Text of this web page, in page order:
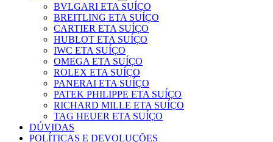
BVLGARI ETA SUÍÇO
BREITLING ETA SUÍÇO
CARTIER ETA SUÍÇO
HUBLOT ETA SUÍÇO
IWC ETA SUÍÇO
OMEGA ETA SUÍÇO
ROLEX ETA SUÍÇO
PANERAI ETA SUÍÇO
PATEK PHILIPPE ETA SUÍÇO
RICHARD MILLE ETA SUÍÇO
TAG HEUER ETA SUÍÇO
DÚVIDAS
POLÍTICAS E DEVOLUÇÕES